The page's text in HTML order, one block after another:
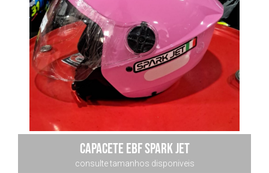
capacete ebf spark jet
consulte tamanhos disponiveis